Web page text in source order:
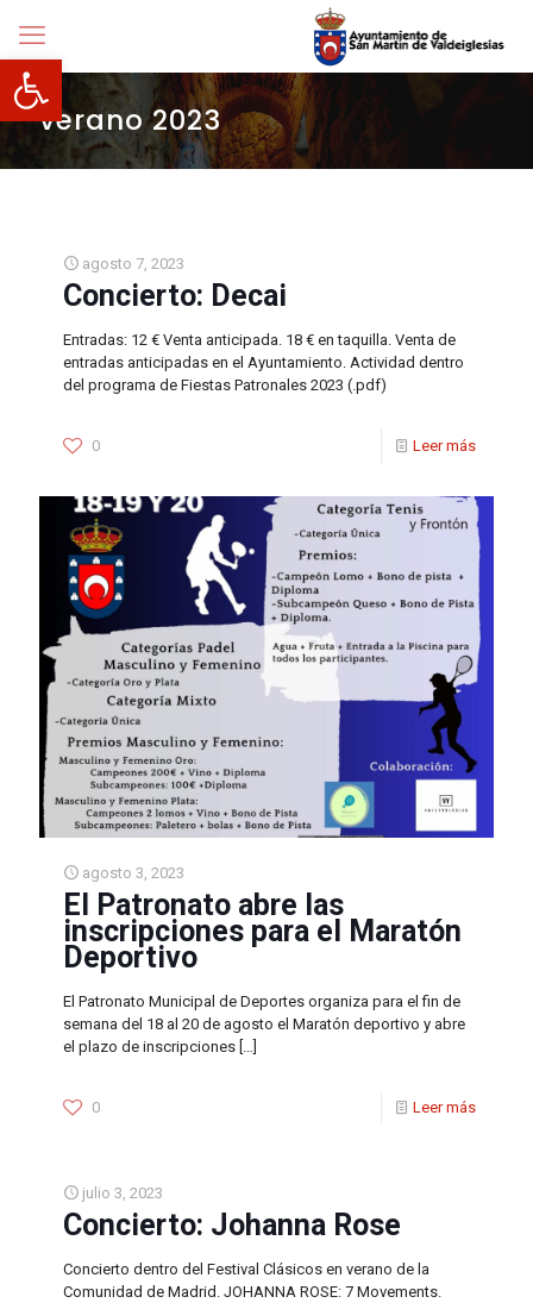
Abrir barra de herramientas
verano 2023
agosto 7, 2023
Concierto: Decai
Entradas: 12 € Venta anticipada. 18 € en taquilla. Venta de
entradas anticipadas en el Ayuntamiento. Actividad dentro
del programa de Fiestas Patronales 2023 (.pdf)
0 Leer más
agosto 3, 2023
El Patronato abre las
inscripciones para el Maratón
Deportivo
El Patronato Municipal de Deportes organiza para el fin de
semana del 18 al 20 de agosto el Maratón deportivo y abre
el plazo de inscripciones […]
0 Leer más
julio 3, 2023
Concierto: Johanna Rose
Concierto dentro del Festival Clásicos en verano de la
Comunidad de Madrid. JOHANNA ROSE: 7 Movements.